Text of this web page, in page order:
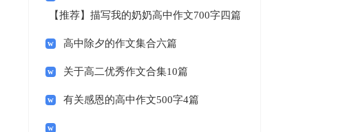
【推荐】描写我的奶奶高中作文700字四篇
高中除夕的作文集合六篇
关于高二优秀作文合集10篇
有关感恩的高中作文500字4篇